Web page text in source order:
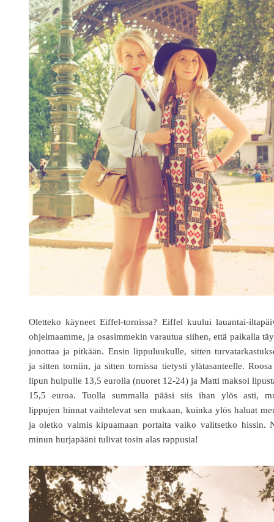
Oletteko käyneet Eiffel-tornissa? Eiffel kuului lauantai-
ohjelmaamme, ja osasimmekin varautua siihen, että paikalla
jonottaa ja pitkään. Ensin lippuluukulle, sitten
ja sitten torniin, ja sitten tornissa tietysti ylätasanteelle.
lipun huipulle 13,5 eurolla (nuoret 12-24) ja Matti maksoi
15,5 euroa. Tuolla summalla pääsi siis ihan ylös asti,
lippujen hinnat vaihtelevat sen mukaan, kuinka ylös haluat
ja oletko valmis kipuamaan portaita vaiko valitsetko hissin.
minun hurjapääni tulivat tosin alas rappusia!